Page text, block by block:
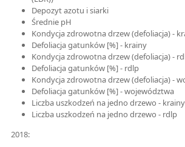
Depozyt azotu i siarki
Średnie pH
Kondycja zdrowotna drzew (defoliacja) -
Defoliacja gatunków [%] - krainy
Kondycja zdrowotna drzew (defoliacja) -
Defoliacja gatunków [%] - rdlp
Kondycja zdrowotna drzew (defoliacja) -
Defoliacja gatunków [%] - województwa
Liczba uszkodzeń na jedno drzewo - krainy
Liczba uszkodzeń na jedno drzewo - rdlp
2018: